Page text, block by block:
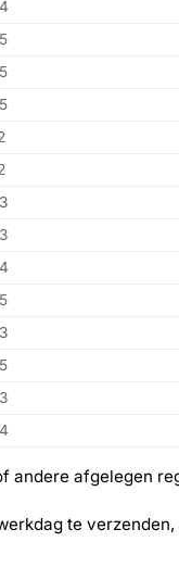
afgelegen
te